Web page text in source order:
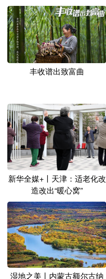
Русский язык
Deutsch Português
丰收谱出致富曲
新华全媒+丨天津：适老化改
造改出“暖心窝”
湿地之美丨内蒙古额尔古纳